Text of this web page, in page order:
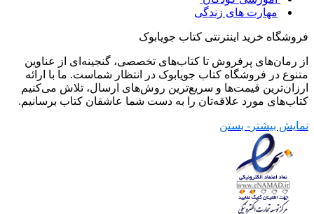
مهارت های زندگی
فروشگاه خرید اینترنتی کتاب جویابوک
از رمان‌های پرفروش تا کتاب‌های تخصصی، گنجینه‌ای از عناوین
متنوع در فروشگاه کتاب جویابوک در انتظار شماست. ما با ارائه
ارزان‌ترین قیمت‌ها و سریع‌ترین روش‌های ارسال، تلاش می‌کنیم
کتاب‌های مورد علاقه‌تان را به دست شما عاشقان کتاب برسانیم.
نمایش بیشتر - بستن